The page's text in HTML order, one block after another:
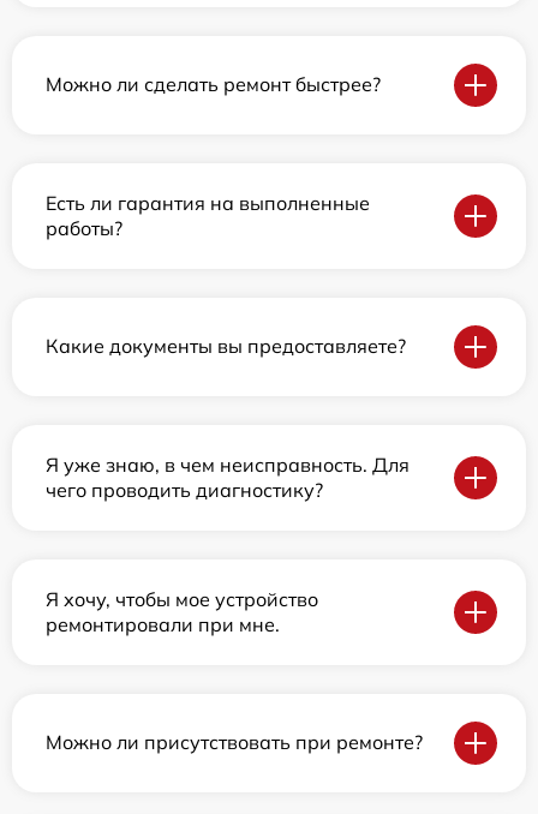
Можно ли сделать ремонт быстрее?
Есть ли гарантия на выполненные
работы?
Какие документы вы предоставляете?
Я уже знаю, в чем неисправность. Для
чего проводить диагностику?
Я хочу, чтобы мое устройство
ремонтировали при мне.
Можно ли присутствовать при ремонте?